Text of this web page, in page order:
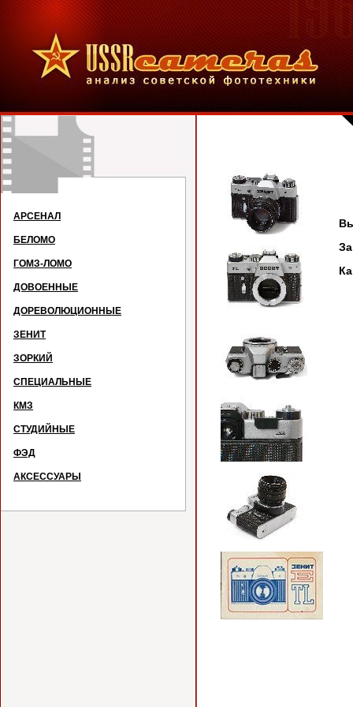
АРСЕНАЛ
БЕЛОМО
ГОМЗ-ЛОМО
ДОВОЕННЫЕ
ДОРЕВОЛЮЦИОННЫЕ
ЗЕНИТ
ЗОРКИЙ
СПЕЦИАЛЬНЫЕ
КМЗ
СТУДИЙНЫЕ
ФЭД
АКСЕССУАРЫ